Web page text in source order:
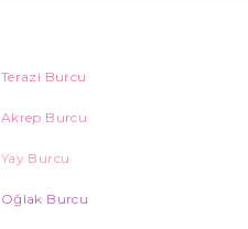
Terazi Burcu
Akrep Burcu
Yay Burcu
Oğlak Burcu